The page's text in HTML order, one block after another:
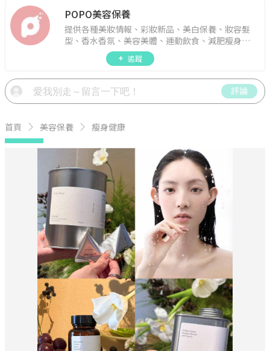
POPO美容保養
提供各種美妝情報、彩妝新品、美白保養、妝容髮
型、香水香氛、美容美體、運動飲食、減肥瘦身、
週年慶資訊。
追蹤
評論
首頁 美容保養 瘦身健康